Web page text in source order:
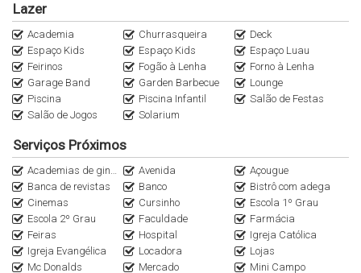
Agende uma visita ao imóvel!
Lazer
Academia Churrasqueira
Deck
Espaço Kids
Espaço Kids
Espaço Luau
Feirinos
Fogão à Lenha
Forno à Lenha
Garage Band
Garden Barbecue
Lounge
Piscina
Piscina Infantil
Salão de Festas
Salão de Jogos
Solarium
Serviços Próximos
Academias de ginástica Avenida
Açougue
Banca de revistas
Banco
Bistrô com adega
Cinemas
Cursinho
Escola 1º Grau
Escola 2º Grau
Faculdade
Farmácia
Feiras
Hospital
Igreja Católica
Igreja Evangélica
Locadora
Lojas
Mc Donalds
Mercado Mini Campo